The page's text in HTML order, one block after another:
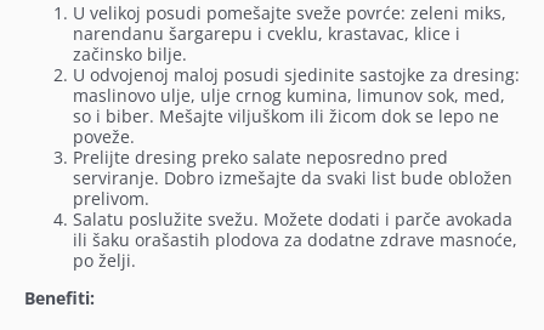
U velikoj posudi pomešajte sveže povrće: zeleni miks,
narendanu šargarepu i cveklu, krastavac, klice i
začinsko bilje.
U odvojenoj maloj posudi sjedinite sastojke za dresing:
maslinovo ulje, ulje crnog kumina, limunov sok, med,
so i biber. Mešajte viljuškom ili žicom dok se lepo ne
poveže.
Prelijte dresing preko salate neposredno pred
serviranje. Dobro izmešajte da svaki list bude obložen
prelivom.
Salatu poslužite svežu. Možete dodati i parče avokada
ili šaku orašastih plodova za dodatne zdrave masnoće,
po želji.
Benefiti: